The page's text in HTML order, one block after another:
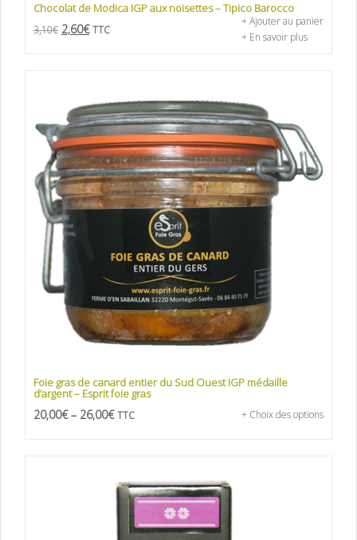
Chocolat de Modica IGP aux noisettes – Tipico Barocco
3,10€ 2,60€ TTC
+ Ajouter au panier
+ En savoir plus
Foie gras de canard entier du Sud Ouest IGP médaille
d’argent – Esprit foie gras
20,00€– 26,00€ TTC + Choix des options